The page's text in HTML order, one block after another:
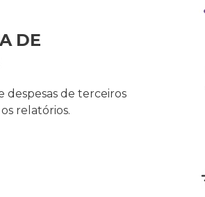
DE
despesas de terceiros
relatórios.